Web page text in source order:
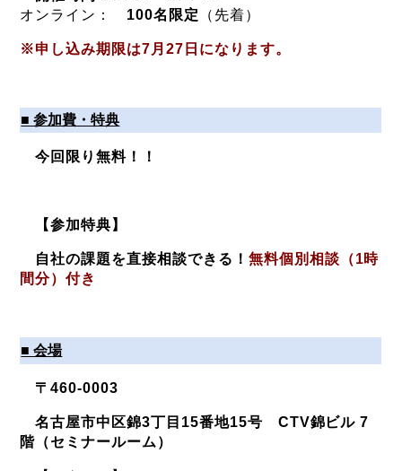
オンライン： 100名限定 （先着）
※申し込み期限は7月27日になります。
■ 参加費・特典
今回限り無料！！
【参加特典】
自社の課題を直接相談できる！ 無料個別相談（1時
間分）付き
■ 会場
〒460-0003
名古屋市中区錦3丁目15番地15号 CTV錦ビル 7
階（セミナールーム）